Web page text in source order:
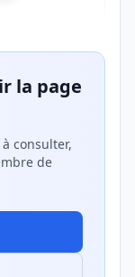
la page
consulter,
de